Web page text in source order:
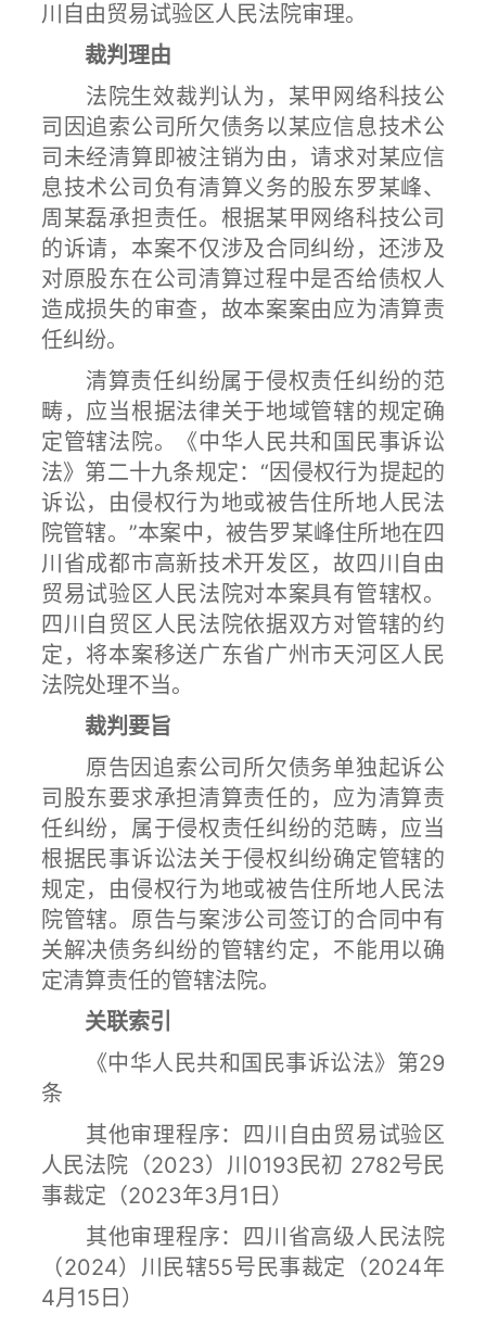
川自由贸易试验区人民法院审理。
裁判理由
法院生效裁判认为，某甲网络科技公
司因追索公司所欠债务以某应信息技术公
司未经清算即被注销为由，请求对某应信
息技术公司负有清算义务的股东罗某峰、
周某磊承担责任。根据某甲网络科技公司
的诉请，本案不仅涉及合同纠纷，还涉及
对原股东在公司清算过程中是否给债权人
造成损失的审查，故本案案由应为清算责
任纠纷。
清算责任纠纷属于侵权责任纠纷的范
畴，应当根据法律关于地域管辖的规定确
定管辖法院。《中华人民共和国民事诉讼
法》第二十九条规定：“因侵权行为提起的
诉讼，由侵权行为地或被告住所地人民法
院管辖。”本案中，被告罗某峰住所地在四
川省成都市高新技术开发区，故四川自由
贸易试验区人民法院对本案具有管辖权。
四川自贸区人民法院依据双方对管辖的约
定，将本案移送广东省广州市天河区人民
法院处理不当。
裁判要旨
原告因追索公司所欠债务单独起诉公
司股东要求承担清算责任的，应为清算责
任纠纷，属于侵权责任纠纷的范畴，应当
根据民事诉讼法关于侵权纠纷确定管辖的
规定，由侵权行为地或被告住所地人民法
院管辖。原告与案涉公司签订的合同中有
关解决债务纠纷的管辖约定，不能用以确
定清算责任的管辖法院。
关联索引
《中华人民共和国民事诉讼法》第29
条
其他审理程序：四川自由贸易试验区
人民法院（2023）川0193民初 2782号民
事裁定（2023年3月1日）
其他审理程序：四川省高级人民法院
（2024）川民辖55号民事裁定（2024年
4月15日）